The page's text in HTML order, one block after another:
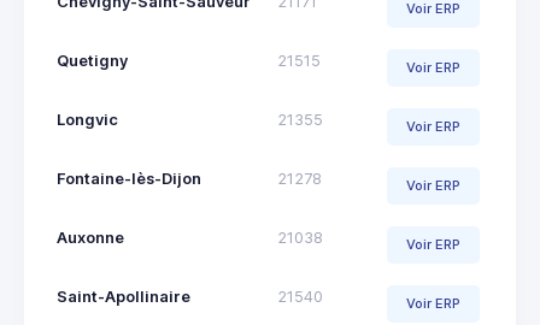
Voir ERP
Quetigny 21515 Voir ERP
Longvic 21355 Voir ERP
Fontaine-lès-Dijon 21278 Voir ERP
Auxonne 21038 Voir ERP
Saint-Apollinaire 21540 Voir ERP